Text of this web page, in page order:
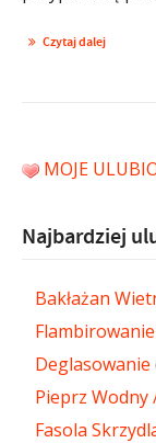
Czytaj dalej
MOJE
Najbardziej
Bakłażan
Flambirowanie
Deglasowanie
Pieprz
Fasola